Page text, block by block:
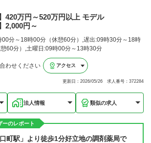
420万円～520万円以上 モデル
2,000円～
00分～18時00分（休憩60分）,遅出:09時30分～18時
60分）,土曜日:09時00分～13時30分
わせください アクセス
更新日：2026/05/26 求人番号：372284
法人情報 類似の求人
ーのレポート
町駅」より徒歩1分好立地の調剤薬局で